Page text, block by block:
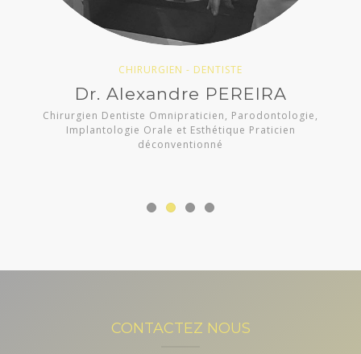
CHIRURGIEN - DENTISTE
Dr. Alexandre PEREIRA
Chirurgien Dentiste Omnipraticien, Parodontologie,
Implantologie Orale et Esthétique Praticien
déconventionné
CONTACTEZ NOUS